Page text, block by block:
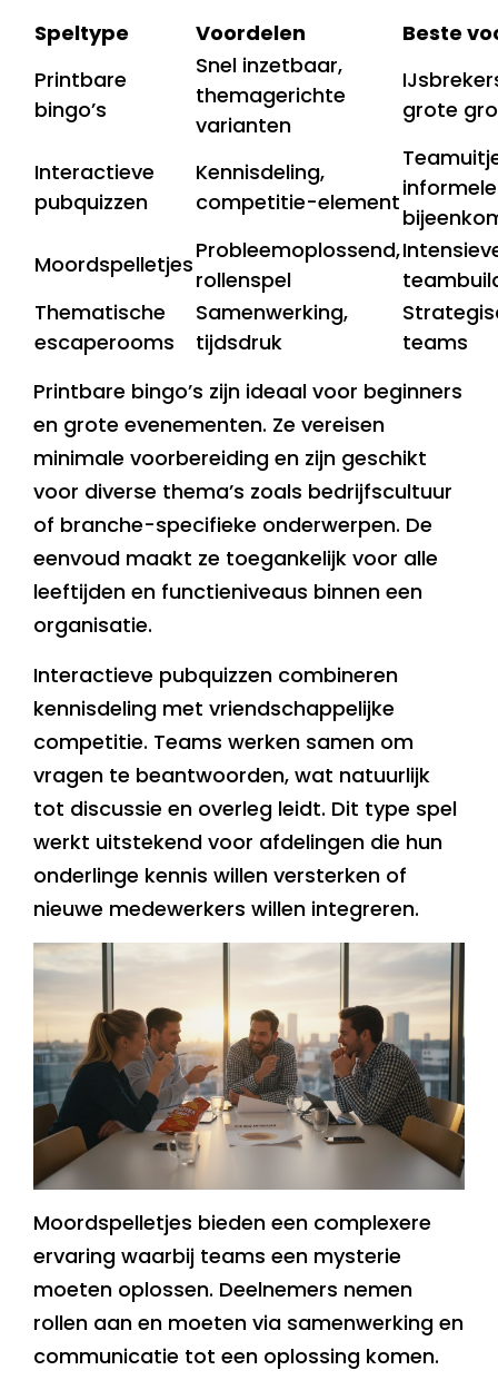
Speltype
Voordelen
Beste
Printbare
bingo’s
Snel inzetbaar,
themagerichte
varianten
grote
Interactieve
pubquizzen
Kennisdeling,
competitie-element
informele
Moordspelletjes
Probleemoplossend,
rollenspel
Thematische
escaperooms
Samenwerking,
tijdsdruk
teams
Printbare bingo’s zijn ideaal voor beginners
en grote evenementen. Ze vereisen
minimale voorbereiding en zijn geschikt
voor diverse thema’s zoals bedrijfscultuur
of branche-specifieke onderwerpen. De
eenvoud maakt ze toegankelijk voor alle
leeftijden en functieniveaus binnen een
organisatie.
Interactieve pubquizzen combineren
kennisdeling met vriendschappelijke
competitie. Teams werken samen om
vragen te beantwoorden, wat natuurlijk
tot discussie en overleg leidt. Dit type spel
werkt uitstekend voor afdelingen die hun
onderlinge kennis willen versterken of
nieuwe medewerkers willen integreren.
Moordspelletjes bieden een complexere
ervaring waarbij teams een mysterie
moeten oplossen. Deelnemers nemen
rollen aan en moeten via samenwerking en
communicatie tot een oplossing komen.